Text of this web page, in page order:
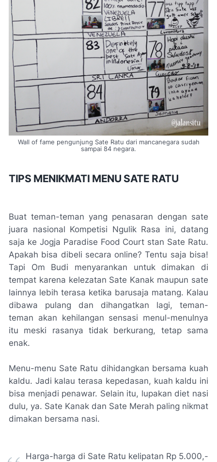
Wall of fame pengunjung Sate Ratu dari mancanegara sudah
sampai 84 negara.
TIPS MENIKMATI MENU SATE RATU
Buat teman-teman yang penasaran dengan sate
juara nasional Kompetisi Ngulik Rasa ini, datang
saja ke Jogja Paradise Food Court stan Sate Ratu.
Apakah bisa dibeli secara online? Tentu saja bisa!
Tapi Om Budi menyarankan untuk dimakan di
tempat karena kelezatan Sate Kanak maupun sate
lainnya lebih terasa ketika barusaja matang. Kalau
dibawa pulang dan dihangatkan lagi, teman-
teman akan kehilangan sensasi menul-menulnya
itu meski rasanya tidak berkurang, tetap sama
enak.
Menu-menu Sate Ratu dihidangkan bersama kuah
kaldu. Jadi kalau terasa kepedasan, kuah kaldu ini
bisa menjadi penawar. Selain itu, lupakan diet nasi
dulu, ya. Sate Kanak dan Sate Merah paling nikmat
dimakan bersama nasi.
Harga-harga di Sate Ratu kelipatan Rp 5.000,-